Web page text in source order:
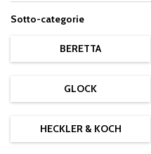
Sotto-categorie
BERETTA
GLOCK
HECKLER & KOCH